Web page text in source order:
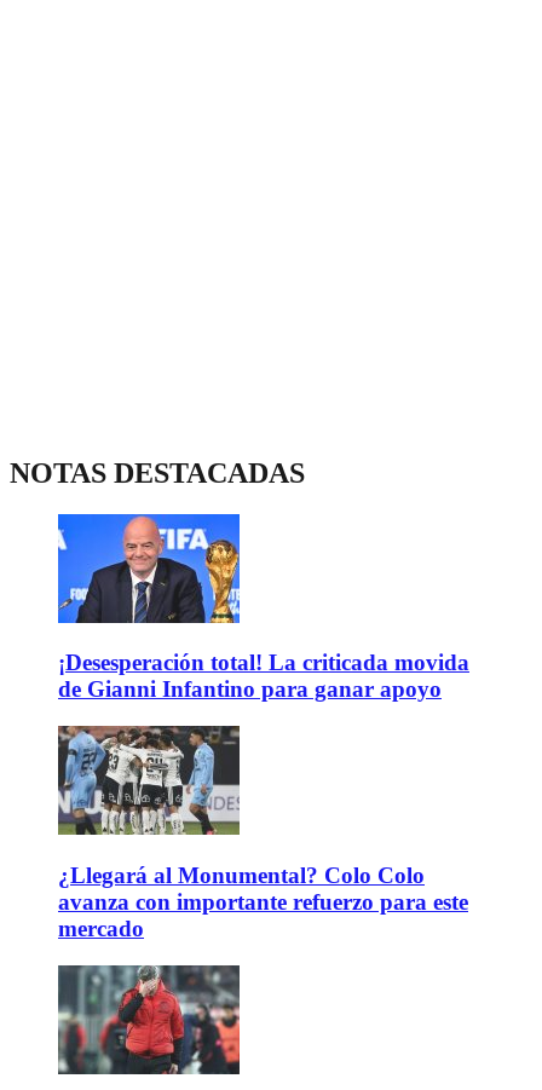
NOTAS DESTACADAS
¡Desesperación total! La criticada movida
de Gianni Infantino para ganar apoyo
¿Llegará al Monumental? Colo Colo
avanza con importante refuerzo para este
mercado